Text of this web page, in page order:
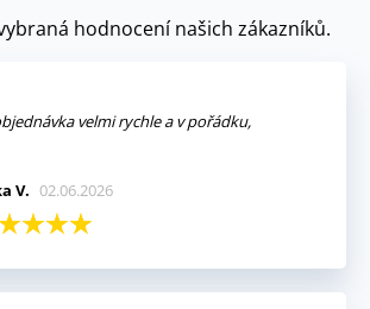
hodnocení našich zákazníků.
velmi rychle a v pořádku,
V. 02.06.2026